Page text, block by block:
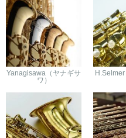
Yanagisawa（ヤナギサ
ワ）
H.Selmer